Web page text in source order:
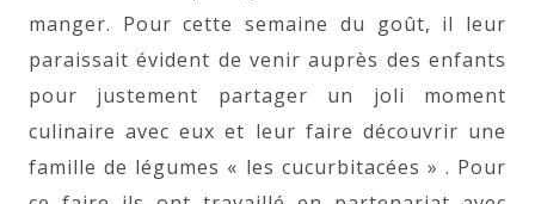
manger. Pour cette semaine du goût, il leur
paraissait évident de venir auprès des enfants
pour justement partager un joli moment
culinaire avec eux et leur faire découvrir une
famille de légumes « les cucurbitacées » . Pour